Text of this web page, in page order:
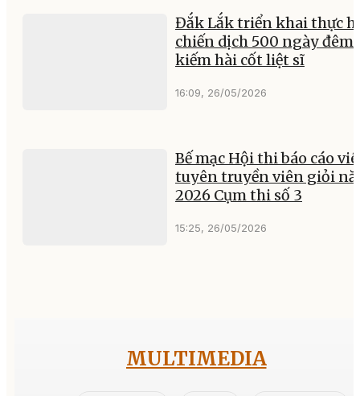
Đắk Lắk triển khai thực
chiến dịch 500 ngày đêm
kiếm hài cốt liệt sĩ
16:09, 26/05/2026
Bế mạc Hội thi báo cáo
tuyên truyền viên giỏi
2026 Cụm thi số 3
15:25, 26/05/2026
MULTIMEDIA